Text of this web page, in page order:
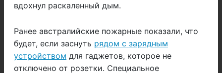
вдохнул раскаленный дым.
Ранее австралийские пожарные показали, что
будет, если заснуть рядом с зарядным
устройством для гаджетов, которое не
отключено от розетки. Специальное